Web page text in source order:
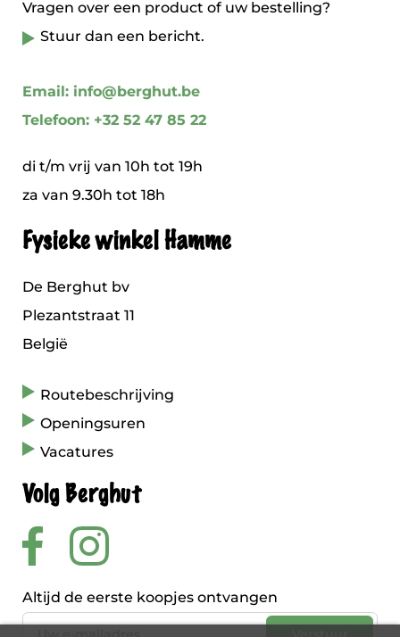
Vragen over een product of uw bestelling?
Stuur dan een bericht.
Email: info@berghut.be
Telefoon: +32 52 47 85 22
di t/m vrij van 10h tot 19h
za van 9.30h tot 18h
Fysieke winkel Hamme
De Berghut bv
Plezantstraat 11
België
Routebeschrijving
Openingsuren
Vacatures
Volg Berghut
Altijd de eerste koopjes ontvangen